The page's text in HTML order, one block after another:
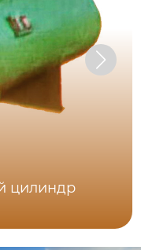
цилиндр